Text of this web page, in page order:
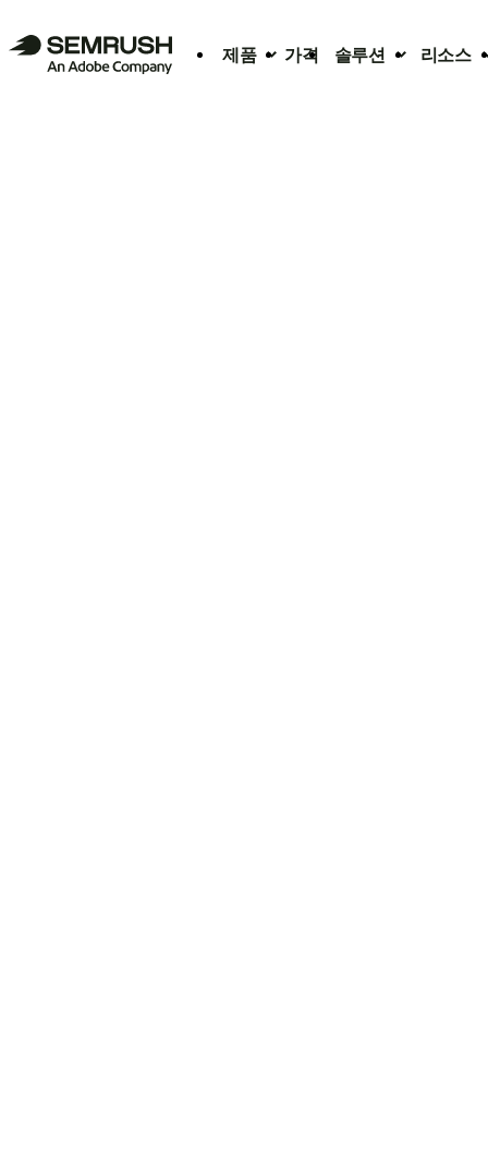
제품 가격 솔루션 리소스